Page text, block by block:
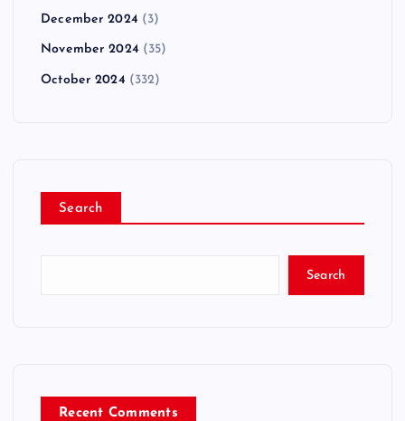
December 2024 (3)
November 2024 (35)
October 2024 (332)
Search
Search
Recent Comments